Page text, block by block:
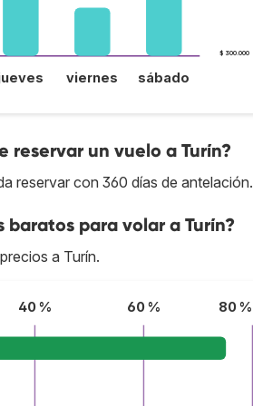
$ 300.000
viernes sábado
reservar un vuelo a Turín?
reservar con 360 días de antelación.
para volar a Turín?
a Turín.
40 % 60 % 80 %